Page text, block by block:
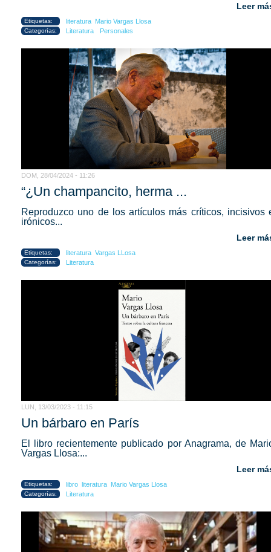
Leer
Etiquetas: literatura Mario Vargas Llosa
Categorías: Literatura Personales
DOM, 28/04/2024 - 11:26
“¿Un champancito, herma ...
Reproduzco uno de los artículos más críticos, incisivos
irónicos...
Leer
Etiquetas: literatura Vargas LLosa
Categorías: Literatura
LUN, 13/03/2023 - 11:15
Un bárbaro en París
El libro recientemente publicado por Anagrama, de
Vargas Llosa:...
Leer
Etiquetas: libro literatura Mario Vargas Llosa
Categorías: Literatura